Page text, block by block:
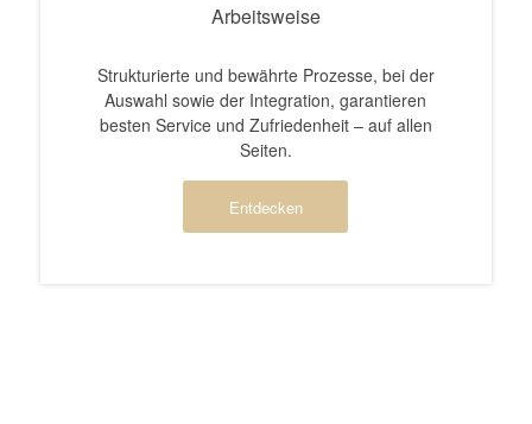
Arbeitsweise
Strukturierte und bewährte Prozesse, bei der
Auswahl sowie der Integration, garantieren
besten Service und Zufriedenheit – auf allen
Seiten.
Entdecken